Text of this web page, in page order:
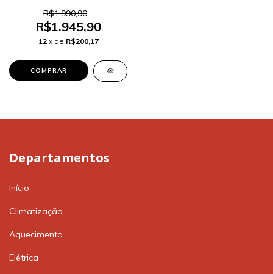
R$1.990,90
R$1.945,90
12 x de R$200,17
Departamentos
Início
Climatização
Aquecimento
Elétrica